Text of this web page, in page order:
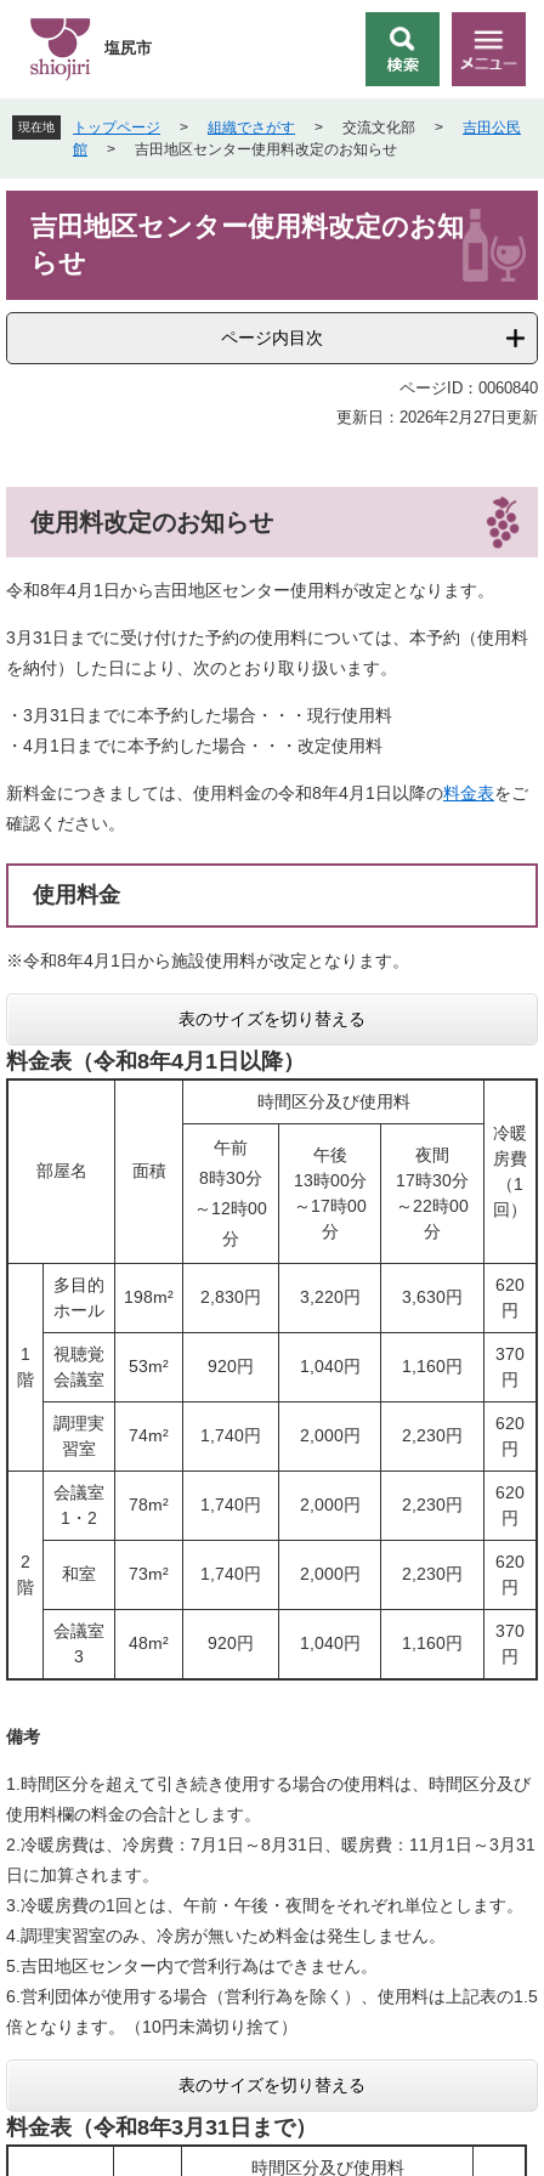
先
頭
す
を
飛
し
索
メ
ニ
ー
塩尻市
現在地 トップページ > 組織でさがす > 交流文化部 >
吉田公民
館
> 吉田地区センター使用料改定のお知らせ
吉田地区センター使用料改定のお知
らせ
ページ内目次
ページID：0060840
更新日：2026年2月27日更新
使用料改定のお知らせ
令和8年4月1日から吉田地区センター使用料が改定となります。
3月31日までに受け付けた予約の使用料については、本予約（使用料
を納付）した日により、次のとおり取り扱います。
・3月31日までに本予約した場合・・・現行使用料
・4月1日までに本予約した場合・・・改定使用料
新料金につきましては、使用料金の令和8年4月1日以降の料金表をご
確認ください。
使用料金
※令和8年4月1日から施設使用料が改定となります。
表のサイズを切り替える
料金表（令和8年4月1日以降）
部屋名 面積
時間区分及び使用料
冷暖
房費
（1
回）
午前
8時30分
～12時00
分
午後
13時00分
～17時00
分
夜間
17時30分
～22時00
分
1
階
多目的
ホール
198m² 2,830円 3,220円 3,630円
620
円
視聴覚
会議室
53m² 920円 1,040円 1,160円
370
円
調理実
習室
74m² 1,740円 2,000円 2,230円
620
円
2
階
会議室
1・2
78m² 1,740円 2,000円 2,230円
620
円
和室 73m² 1,740円 2,000円 2,230円
620
円
会議室
3
48m² 920円 1,040円 1,160円
370
円
備考
1.時間区分を超えて引き続き使用する場合の使用料は、時間区分及び
使用料欄の料金の合計とします。
2.冷暖房費は、冷房費：7月1日～8月31日、暖房費：11月1日～3月31
日に加算されます。
3.冷暖房費の1回とは、午前・午後・夜間をそれぞれ単位とします。
4.調理実習室のみ、冷房が無いため料金は発生しません。
5.吉田地区センター内で営利行為はできません。
6.営利団体が使用する場合（営利行為を除く）、使用料は上記表の1.5
倍となります。（10円未満切り捨て）
表のサイズを切り替える
料金表（令和8年3月31日まで）
時間区分及び使用料